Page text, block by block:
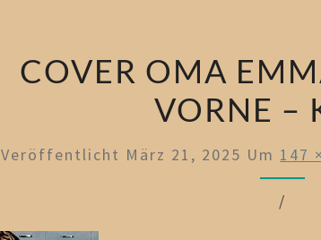
COVER OMA
VORNE –
Veröffentlicht März 21, 2025 Um 147
/